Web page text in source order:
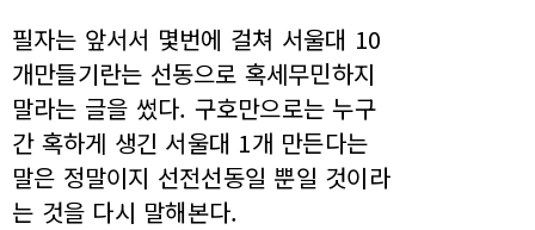
필자는 앞서서 몇번에 걸쳐 서울대 10
개만들기란는 선동으로 혹세무민하지
말라는 글을 썼다. 구호만으로는 누구
간 혹하게 생긴 서울대 1개 만든다는
말은 정말이지 선전선동일 뿐일 것이라
는 것을 다시 말해본다.